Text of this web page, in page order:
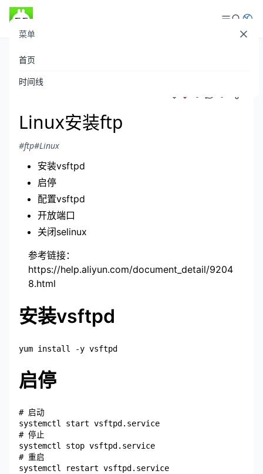
菜单
首页
时间线发布于 2022-01-05
0 0
Linux安装ftp
#ftp#Linux
安装vsftpd
启停
配置vsftpd
开放端口
关闭selinux
参考链接：
https://help.aliyun.com/document_detail/9204
8.html
安装vsftpd
启停
# 启动
systemctl start vsftpd.service
# 停止
systemctl stop vsftpd.service
# 重启
systemctl restart vsftpd.service